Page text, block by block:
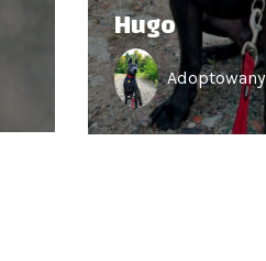
Hugo
Adoptowany